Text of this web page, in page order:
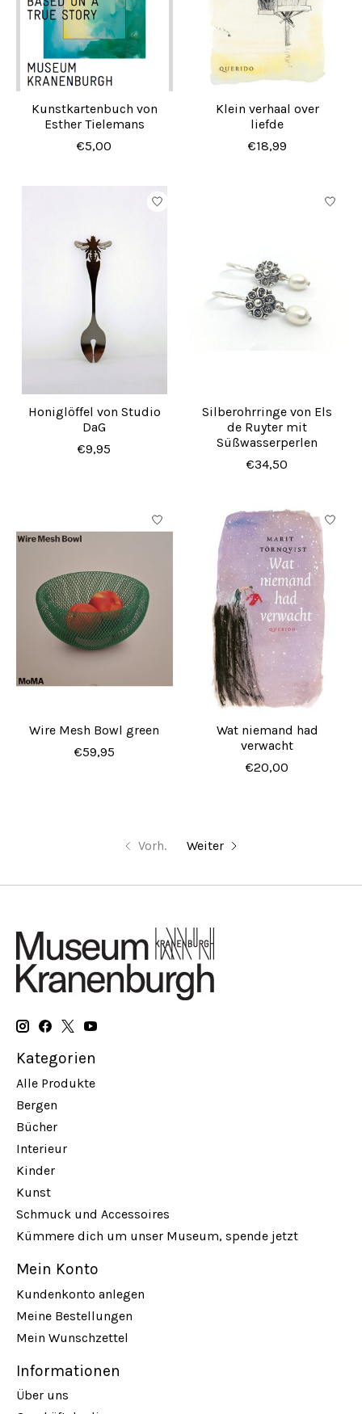
Kunstkartenbuch von
Esther Tielemans
€5,00
Klein verhaal over
liefde
€18,99
Honiglöffel von Studio
DaG
€9,95
Silberohrringe von Els
de Ruyter mit
Süßwasserperlen
€34,50
Wire Mesh Bowl green
€59,95
Wat niemand had
verwacht
€20,00
Vorh. Weiter
Kategorien
Alle Produkte
Bergen
Bücher
Interieur
Kinder
Kunst
Schmuck und Accessoires
Kümmere dich um unser Museum, spende jetzt
Mein Konto
Kundenkonto anlegen
Meine Bestellungen
Mein Wunschzettel
Informationen
Über uns